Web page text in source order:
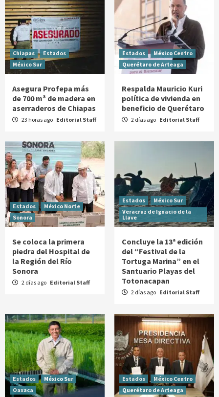
Chiapas
Estados
México Sur
Asegura Profepa más
de 700 m³ de madera en
aserraderos de Chiapas
23 horas ago Editorial Staff
Estados
México Centro
Querétaro de Arteaga
Respalda Mauricio Kuri
política de vivienda en
beneficio de Querétaro
2 días ago Editorial Staff
Estados
México Norte
Sonora
Se coloca la primera
piedra del Hospital de
la Región del Río
Sonora
2 días ago Editorial Staff
Estados
México Sur
Veracruz de Ignacio de la
Llave
Concluye la 13ª edición
del “Festival de la
Tortuga Marina” en el
Santuario Playas del
Totonacapan
2 días ago Editorial Staff
Estados
México Sur
Oaxaca
Estados
México Centro
Querétaro de Arteaga